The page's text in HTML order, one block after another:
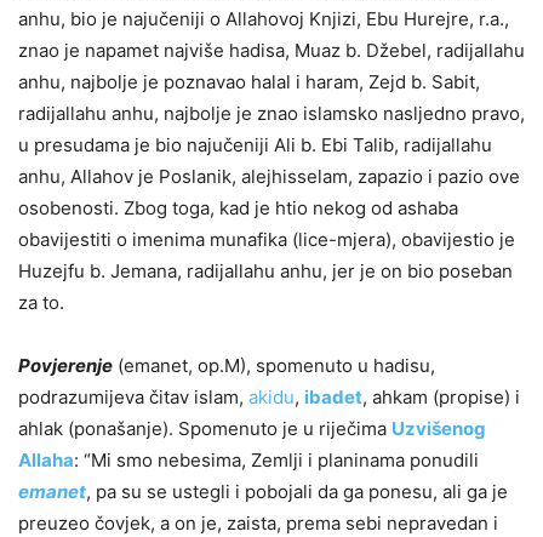
anhu, bio je najučeniji o Allahovoj Knjizi, Ebu Hurejre, r.a.,
znao je napamet najviše hadisa, Muaz b. Džebel, radijallahu
anhu, najbolje je poznavao halal i haram, Zejd b. Sabit,
radijallahu anhu, najbolje je znao islamsko nasljedno pravo,
u presudama je bio najučeniji Ali b. Ebi Talib, radijallahu
anhu, Allahov je Poslanik, alejhisselam, zapazio i pazio ove
osobenosti. Zbog toga, kad je htio nekog od ashaba
obavijestiti o imenima munafika (lice-mjera), obavijestio je
Huzejfu b. Jemana, radijallahu anhu, jer je on bio poseban
za to.
Povjerenje (emanet, op.M), spomenuto u hadisu,
podrazumijeva čitav islam, akidu, ibadet, ahkam (propise) i
ahlak (ponašanje). Spomenuto je u riječima Uzvišenog
Allaha: “Mi smo nebesima, Zemlji i planinama ponudili
emanet, pa su se ustegli i pobojali da ga ponesu, ali ga je
preuzeo čovjek, a on je, zaista, prema sebi nepravedan i